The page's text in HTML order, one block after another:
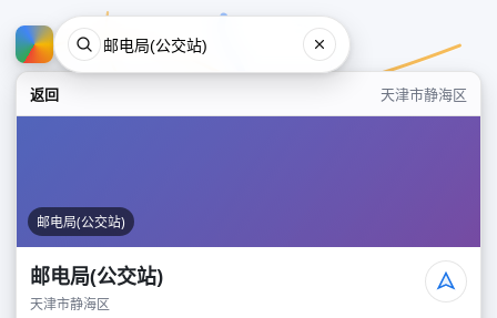
返回 天津市静海区
邮电局(公交站)
邮电局(公交站)
天津市静海区